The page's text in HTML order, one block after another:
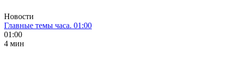
Новости
Главные темы часа. 01:00
01:00
4 мин